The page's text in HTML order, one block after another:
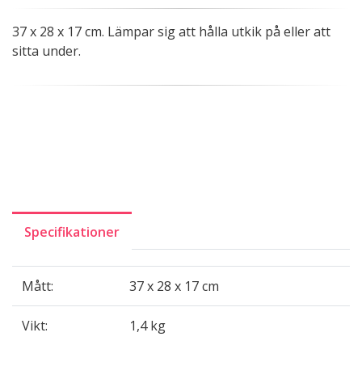
37 x 28 x 17 cm. Lämpar sig att hålla utkik på eller att
sitta under.
Specifikationer
Mått: 37 x 28 x 17 cm
Vikt: 1,4 kg